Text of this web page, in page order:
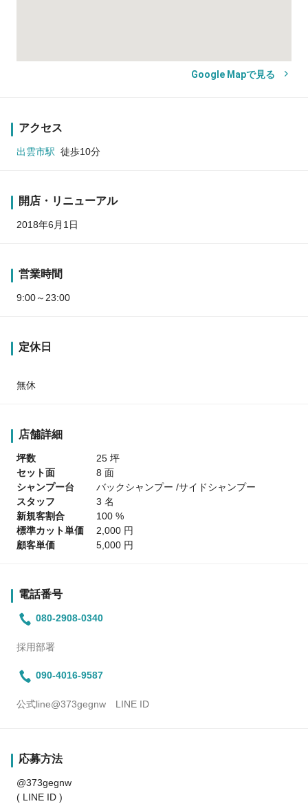
Google Mapで見る
アクセス
出雲市駅 徒歩10分
開店・リニューアル
2018年6月1日
営業時間
9:00～23:00
定休日
無休
店舗詳細
坪数
25 坪
セット面
8 面
シャンプー台
バックシャンプー /サイドシャンプー
スタッフ
3 名
新規客割合
100 %
標準カット単価
2,000 円
顧客単価
5,000 円
電話番号
080-2908-0340
採用部署
090-4016-9587
公式line@373gegnw LINE ID
応募方法
@373gegnw
( LINE ID )